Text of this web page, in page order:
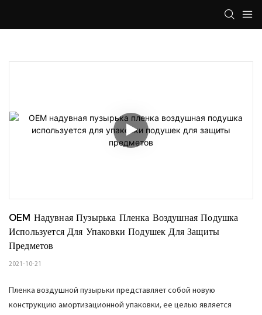
OEM Надувная Пузырька Пленка Воздушная Подушка
Используется Для Упаковки Подушек Для Защиты
Предметов
2021-10-21
Пленка воздушной пузырьки представляет собой новую
конструкцию амортизационной упаковки, ее целью является